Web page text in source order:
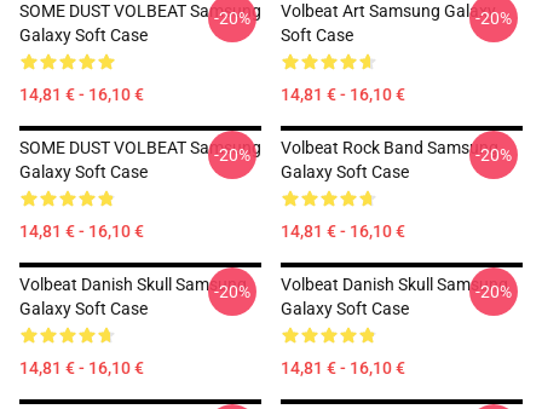
SOME DUST VOLBEAT Samsung
Galaxy Soft Case
14,81 € - 16,10 €
-20%
Volbeat Art Samsung Galaxy
Soft Case
14,81 € - 16,10 €
-20%
SOME DUST VOLBEAT Samsung
Galaxy Soft Case
14,81 € - 16,10 €
-20%
Volbeat Rock Band Samsung
Galaxy Soft Case
14,81 € - 16,10 €
-20%
Volbeat Danish Skull Samsung
Galaxy Soft Case
14,81 € - 16,10 €
-20%
Volbeat Danish Skull Samsung
Galaxy Soft Case
14,81 € - 16,10 €
-20%